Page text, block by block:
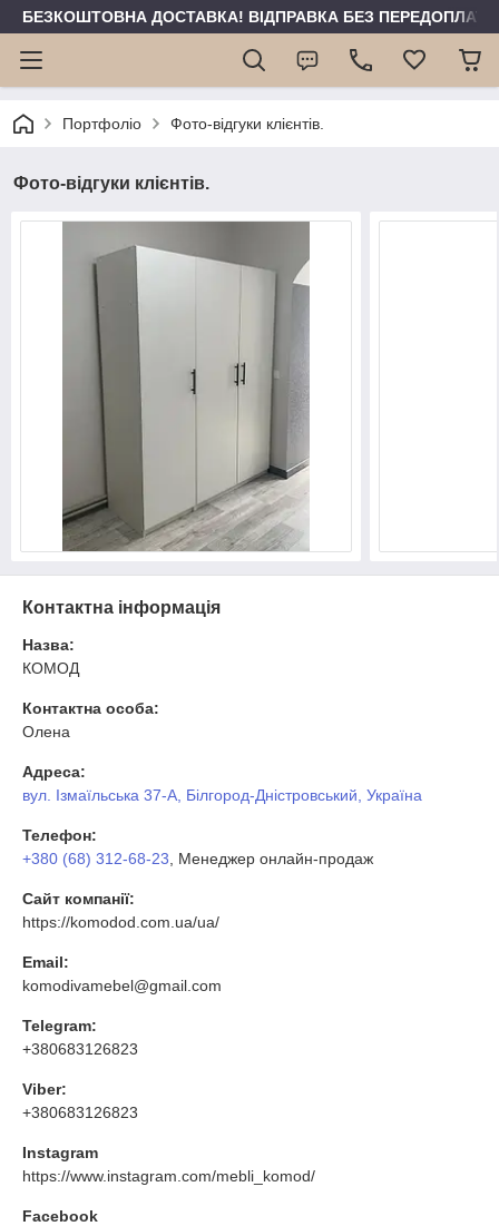
БЕЗКОШТОВНА ДОСТАВКА! ВІДПРАВКА БЕЗ ПЕРЕДОПЛАТИ
Портфоліо Фото-відгуки клієнтів.
Фото-відгуки клієнтів.
Контактна інформація
Назва:
КОМОД
Контактна особа:
Олена
Адреса:
вул. Ізмаїльська 37-А, Білгород-Дністровський, Україна
Телефон:
+380 (68) 312-68-23 , Менеджер онлайн-продаж
Сайт компанії:
https://komodod.com.ua/ua/
Email:
komodivamebel@gmail.com
Telegram:
+380683126823
Viber:
+380683126823
Instagram
https://www.instagram.com/mebli_komod/
Facebook